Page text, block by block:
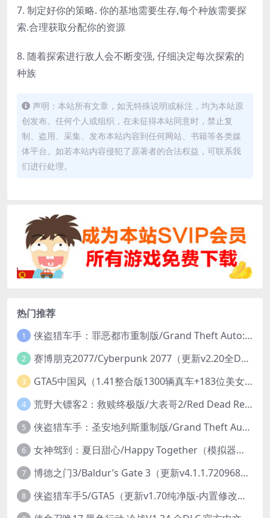
7. 制定好你的策略. 你的基地需要生存,每个种族需要探
索.合理获取分配你的资源
8. 随着探索进行敌人会不断变强, 仔细决定每次探索的
种族
声明：本站所有文章，如无特殊说明或标注，均为本站原
创发布。任何个人或组织，在未征得本站同意时，禁止复
制、盗用、采集、发布本站内容到任何网站、书籍等各类媒
体平台。如若本站内容侵犯了原著者的合法权益，可联系我
们进行处理。
热门推荐
1 侠盗猎车手：罪恶都市重制版/Grand Theft Auto: Vice City – The Definitive Edition
2 赛博朋克2077/Cyberpunk 2077（更新v2.20全DLC）
3 GTA5中国风（1.41整合版1300辆真车+183位美女与英雄+200%存档）
4 荒野大镖客2：救赎终极版/大表哥2/Red Dead Redemption 2: Ultimate Edition（更新v1491.50终极版）
5 侠盗猎车手：圣安地列斯重制版/Grand Theft Auto: San Andreas – The Definitive Edition（更新v1.113.49697469）
6 女神驾到：夏日甜心/Happy Together（模拟器版-升级豪华终极珍藏版+全DLC）
7 博德之门3/Baldur’s Gate 3（更新v4.1.1.7209685）
8 侠盗猎车手5/GTA5（更新v1.70纯净版-内置修改器+通关存档）